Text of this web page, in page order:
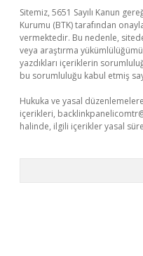
Sitemiz, 5651 Sayılı Kanun
Kurumu (BTK) tarafından
vermektedir. Bu nedenle,
veya araştırma
yazdıkları içeriklerin
bu sorumluluğu kabul etmiş
Hukuka ve yasal
içerikleri,
halinde, ilgili içerikler yasal